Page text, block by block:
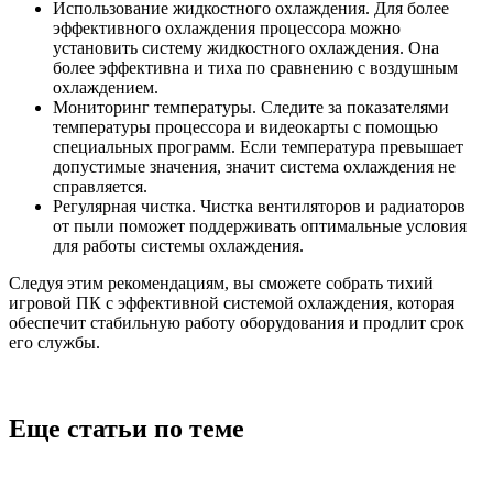
Использование жидкостного охлаждения. Для более
эффективного охлаждения процессора можно
установить систему жидкостного охлаждения. Она
более эффективна и тиха по сравнению с воздушным
охлаждением.
Мониторинг температуры. Следите за показателями
температуры процессора и видеокарты с помощью
специальных программ. Если температура превышает
допустимые значения, значит система охлаждения не
справляется.
Регулярная чистка. Чистка вентиляторов и радиаторов
от пыли поможет поддерживать оптимальные условия
для работы системы охлаждения.
Следуя этим рекомендациям, вы сможете собрать тихий
игровой ПК с эффективной системой охлаждения, которая
обеспечит стабильную работу оборудования и продлит срок
его службы.
Еще статьи по теме